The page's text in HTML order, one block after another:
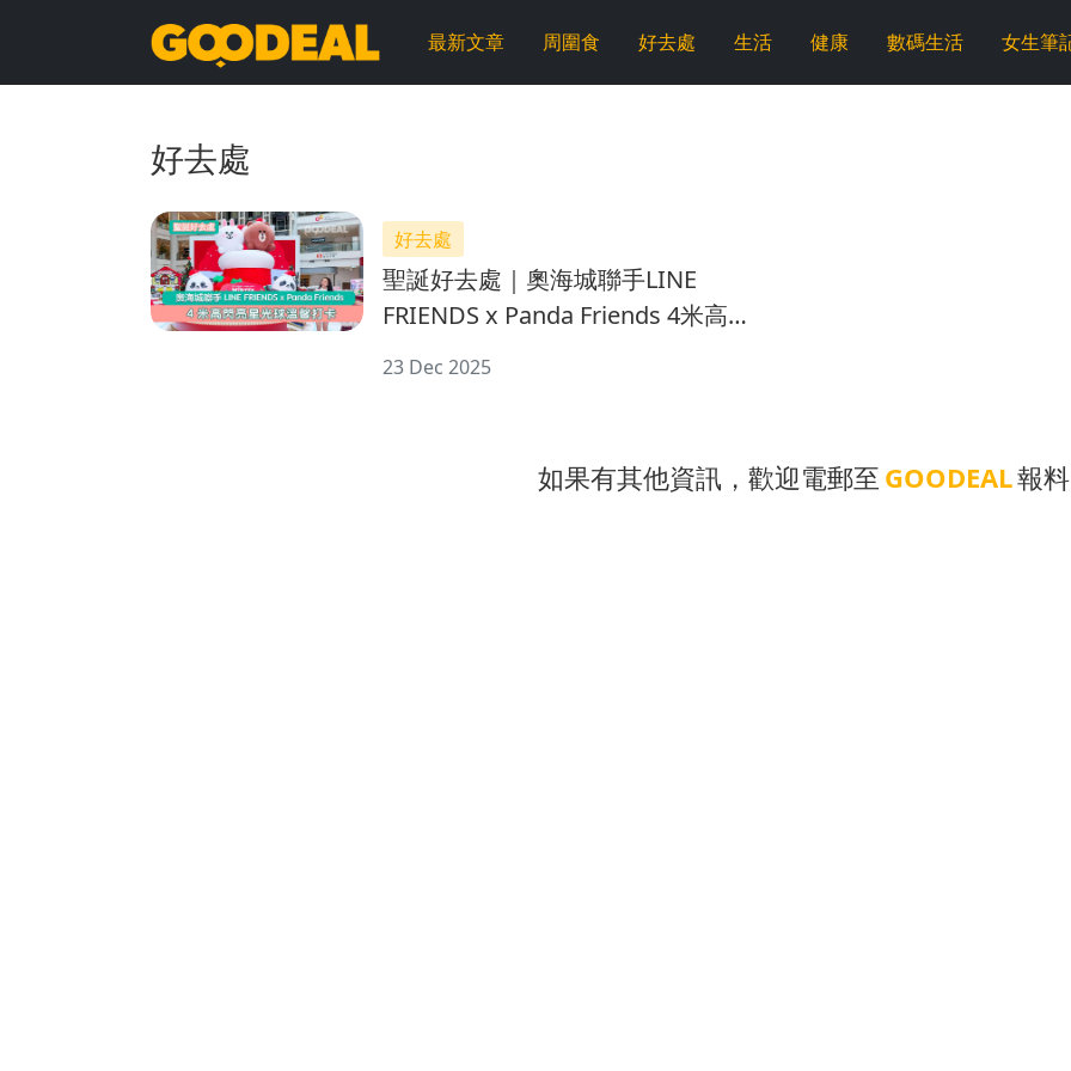
GOODEAL
早
最新文章 周圍食 好去處 生活 健康 數碼生活 女生筆
好去處
好去處
聖誕好去處｜奧海城聯手LINE
FRIENDS x Panda Friends 4米高閃
23 Dec 2025
如果有其他資訊，歡迎電郵至 GOODEAL報料